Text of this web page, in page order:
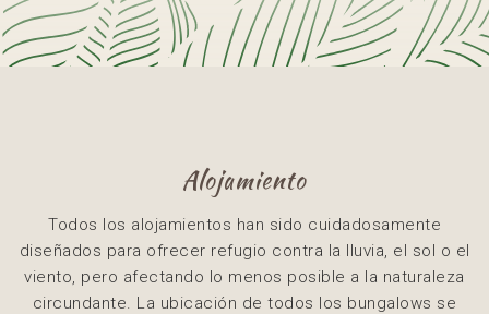
Alojamiento
Todos los alojamientos han sido cuidadosamente
diseñados para ofrecer refugio contra la lluvia, el sol o el
viento, pero afectando lo menos posible a la naturaleza
circundante. La ubicación de todos los bungalows se